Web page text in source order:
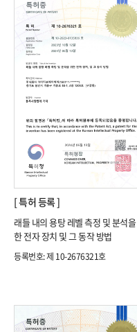
[ 특허 등록 ]
래들 내의 용탕 레벨 측정 및 분석
한 전자 장치 및 그 동작 방법
등록번호: 제 10-2676321호​